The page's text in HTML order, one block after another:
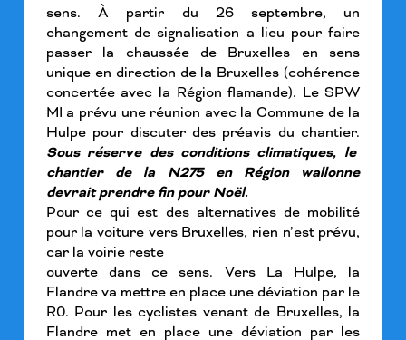
sens. À partir du 26 septembre, un
changement de signalisation a lieu pour faire
passer la chaussée de Bruxelles en sens
unique en direction de la Bruxelles (cohérence
concertée avec la Région flamande). Le SPW
MI a prévu une réunion avec la Commune de la
Hulpe pour discuter des préavis du chantier.
Sous réserve des conditions climatiques, le
chantier de la N275 en Région wallonne
devrait prendre fin pour Noël.
Pour ce qui est des alternatives de mobilité
pour la voiture vers Bruxelles, rien n’est prévu,
car la voirie reste
ouverte dans ce sens. Vers La Hulpe, la
Flandre va mettre en place une déviation par le
R0. Pour les cyclistes venant de Bruxelles, la
Flandre met en place une déviation par les